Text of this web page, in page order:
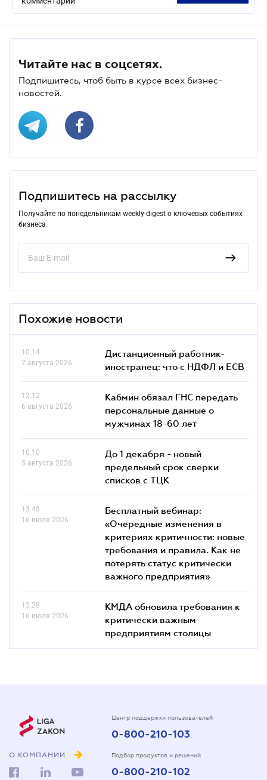
Читайте нас в соцсетях.
Подпишитесь, чтоб быть в курсе всех бизнес-
новостей.
Подпишитесь на рассылку
Получайте по понедельникам weekly-digest о ключевых событиях
бизнеса
Похожие новости
10.14
7 августа 2026
Дистанционный работник-
иностранец: что с НДФЛ и ЕСВ
12.12
6 августа 2026
Кабмин обязал ГНС передать
персональные данные о
мужчинах 18-60 лет
10.10
5 августа 2026
До 1 декабря - новый
предельный срок сверки
списков c ТЦК
13.48
16 июля 2026
Бесплатный вебинар:
«Очередные изменения в
критериях критичности: новые
требования и правила. Как не
потерять статус критически
важного предприятия»
12.28
16 июля 2026
КМДА обновила требования к
критически важным
предприятиям столицы
О КОМПАНИИ
Центр поддержки пользователей
0-800-210-103
Подбор продуктов и решений
0-800-210-102